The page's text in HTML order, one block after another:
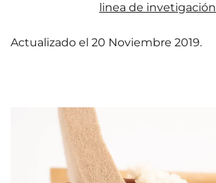
linea de invetigación
Actualizado el 20 Noviembre 2019.